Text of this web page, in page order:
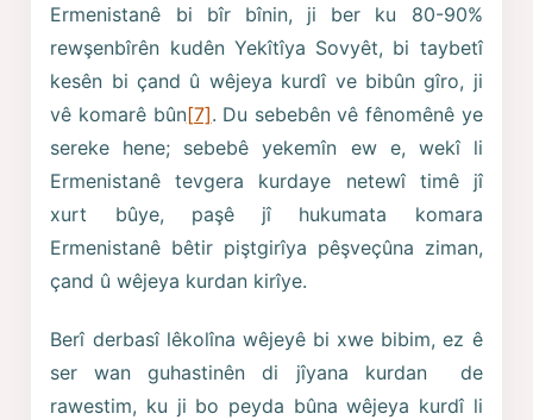
Ermenistanê bi bîr bînin, ji ber ku 80-90%
rewşenbîrên kudên Yekîtîya Sovyêt, bi taybetî
kesên bi çand û wêjeya kurdî ve bibûn gîro, ji
vê komarê bûn[7]. Du sebebên vê fênomênê ye
sereke hene; sebebê yekemîn ew e, wekî li
Ermenistanê tevgera kurdaye netewî timê jî
xurt bûye, paşê jî hukumata komara
Ermenistanê bêtir piştgirîya pêşveçûna ziman,
çand û wêjeya kurdan kirîye.
Berî derbasî lêkolîna wêjeyê bi xwe bibim, ez ê
ser wan guhastinên di jîyana kurdan de
rawestim, ku ji bo peyda bûna wêjeya kurdî li